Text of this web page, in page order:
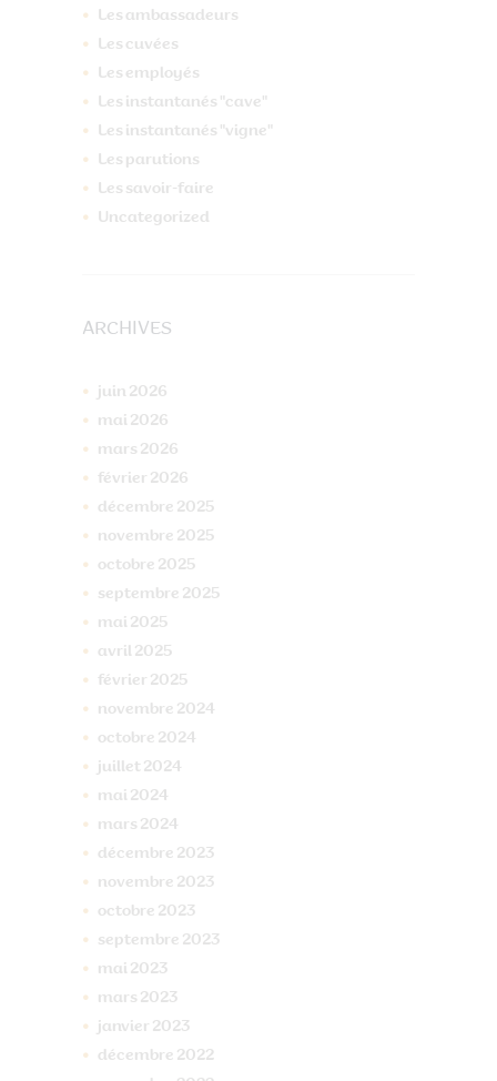
Les ambassadeurs
Les cuvées
Les employés
Les instantanés "cave"
Les instantanés "vigne"
Les parutions
Les savoir-faire
Uncategorized
ARCHIVES
juin 2026
mai 2026
mars 2026
février 2026
décembre 2025
novembre 2025
octobre 2025
septembre 2025
mai 2025
avril 2025
février 2025
novembre 2024
octobre 2024
juillet 2024
mai 2024
mars 2024
décembre 2023
novembre 2023
octobre 2023
septembre 2023
mai 2023
mars 2023
janvier 2023
décembre 2022